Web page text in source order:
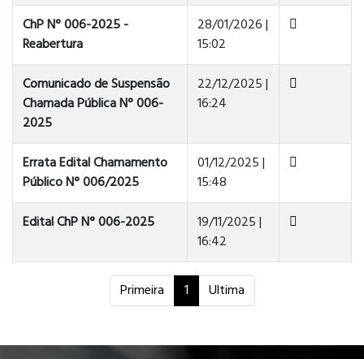
ChP N° 006-2025 -
Reabertura
28/01/2026 |
15:02
Comunicado de Suspensão
Chamada Pública N° 006-
2025
22/12/2025 |
16:24
Errata Edital Chamamento
Público N° 006/2025
01/12/2025 |
15:48
Edital ChP N° 006-2025
19/11/2025 |
16:42
Primeira 1 Ultima